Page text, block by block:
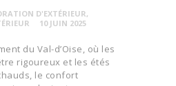
D'EXTÉRIEUR,
10 JUIN 2025
du Val-d’Oise, où les
rigoureux et les étés
le confort